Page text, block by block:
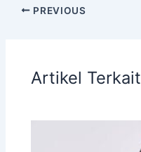
PREVIOUS
Artikel Terkait